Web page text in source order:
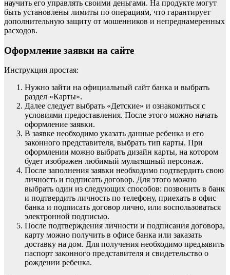
научить его управлять своими деньгами. На продукте могут
быть установлены лимиты по операциям, что гарантирует
дополнительную защиту от мошенников и непреднамеренных
расходов.
Оформление заявки на сайте
Инструкция простая:
Нужно зайти на официальный сайт банка и выбрать
раздел «Карты».
Далее следует выбрать «Детские» и ознакомиться с
условиями предоставления. После этого можно начать
оформление заявки.
В заявке необходимо указать данные ребенка и его
законного представителя, выбрать тип карты. При
оформлении можно выбрать дизайн карты, на котором
будет изображен любимый мультяшный персонаж.
После заполнения заявки необходимо подтвердить свою
личность и подписать договор. Для этого можно
выбрать один из следующих способов: позвонить в банк
и подтвердить личность по телефону, приехать в офис
банка и подписать договор лично, или воспользоваться
электронной подписью.
После подтверждения личности и подписания договора,
карту можно получить в офисе банка или заказать
доставку на дом. Для получения необходимо предъявить
паспорт законного представителя и свидетельство о
рождении ребенка.